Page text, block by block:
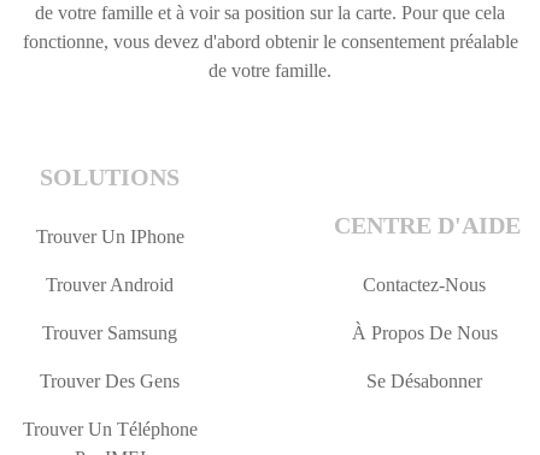
de votre famille et à voir sa position sur la carte. Pour que cela
fonctionne, vous devez d'abord obtenir le consentement préalable
de votre famille.
SOLUTIONS
Trouver Un IPhone
Trouver Android
Trouver Samsung
Trouver Des Gens
Trouver Un Téléphone
CENTRE D'AIDE
Contactez-Nous
À Propos De Nous
Se Désabonner